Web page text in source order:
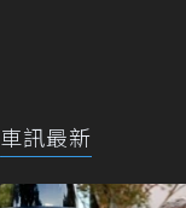
車訊最新